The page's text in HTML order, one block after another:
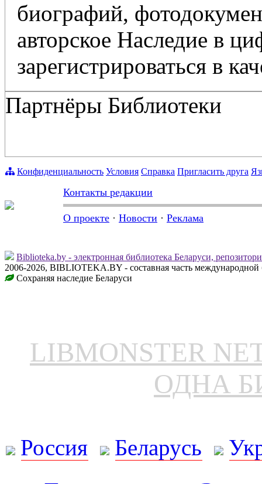
биографий,
авторское Наследие в
зарегистрироваться в
Партнёры Библиотеки
Конфиденциальность Условия Справка Пригласить друга
Контакты редакции
О проекте · Новости · Реклама
Biblioteka.by - электронная библиотека Беларуси,
2006-2026, BIBLIOTEKA.BY - составная часть
Сохраняя наследие Беларуси
LIBMONSTER
ОДНА
Россия Беларусь